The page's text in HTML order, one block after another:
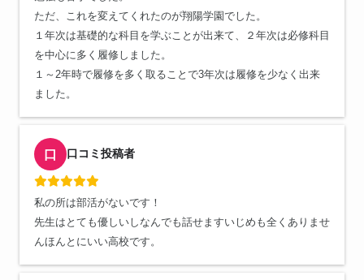
ただ、これを変えてくれたのが翔陽学園でした。
１年次は基礎的な科目を学ぶことが出来て、２年次は必修科目
を中心に多く履修しました。
１～2年時で履修を多く取ることで3年次は履修を少なく出来
ました。
口 口コミ投稿者
私の所は部活がないです！
先生はとても優しいしなんでも話せますいじめも全くありませ
んほんとにいい高校です。